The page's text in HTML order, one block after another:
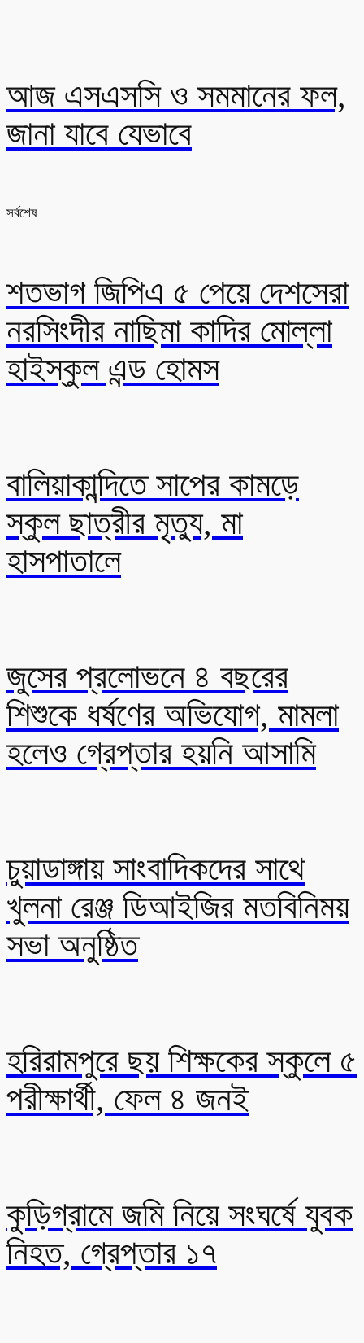
আজ এসএসসি ও সমমানের ফল,
জানা যাবে যেভাবে
সর্বশেষ
শতভাগ জিপিএ ৫ পেয়ে দেশসেরা
নরসিংদীর নাছিমা কাদির মোল্লা
হাইস্কুল এন্ড হোমস
বালিয়াকান্দিতে সাপের কামড়ে
স্কুল ছাত্রীর মৃত্যু, মা
হাসপাতালে
জুসের প্রলোভনে ৪ বছরের
শিশুকে ধর্ষণের অভিযোগ, মামলা
হলেও গ্রেপ্তার হয়নি আসামি
চুয়াডাঙ্গায় সাংবাদিকদের সাথে
খুলনা রেঞ্জ ডিআইজির মতবিনিময়
সভা অনুষ্ঠিত
হরিরামপুরে ছয় শিক্ষকের স্কুলে ৫
পরীক্ষার্থী, ফেল ৪ জনই
কুড়িগ্রামে জমি নিয়ে সংঘর্ষে যুবক
নিহত, গ্রেপ্তার ১৭